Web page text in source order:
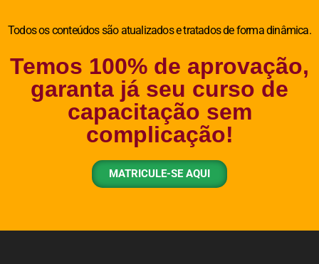
Todos os conteúdos são atualizados e tratados de forma dinâmica.
Temos 100% de aprovação,
garanta já seu curso de
capacitação sem
complicação!
MATRICULE-SE AQUI